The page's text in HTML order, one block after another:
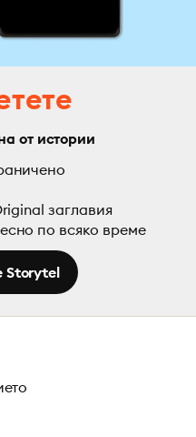
от истории
заглавия
по всяко време
Storytel